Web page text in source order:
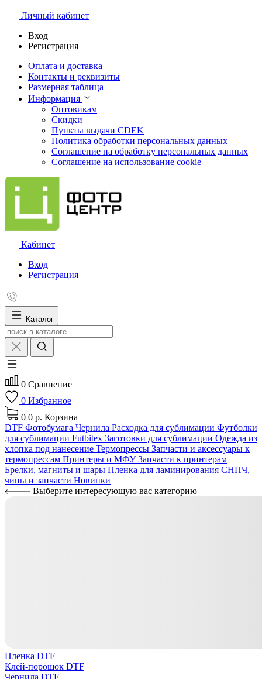
Личный кабинет
Вход
Регистрация
Оплата и доставка
Контакты и реквизиты
Размерная таблица
Информация
Оптовикам
Скидки
Пункты выдачи CDEK
Политика обработки персональных данных
Соглашение на обработку персональных данных
Соглашение на использование cookie
Кабинет
Вход
Регистрация
Каталог
0 Сравнение
0 Избранное
0 0 р. Корзина
DTF Фотобумага Чернила Расходка для сублимации Футболки
для сублимации Futbitex Заготовки для сублимации Одежда из
хлопка под нанесение Термопрессы Запчасти и аксессуары к
термопрессам Принтеры и МФУЗапчасти к принтерам
Брелки, магниты и шары Пленка для ламинирования СНПЧ,
чипы и запчасти Новинки
Выберите интересующую вас категорию
Пленка DTF
Клей-порошок DTF
Чернила DTF